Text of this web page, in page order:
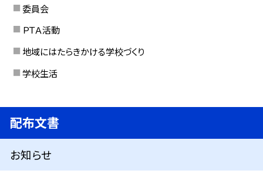
委員会
ＰＴＡ活動
地域にはたらきかける学校づくり
学校生活
配布文書
お知らせ